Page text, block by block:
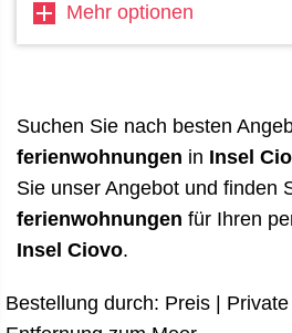
Mehr optionen
Suchen Sie nach besten
ferienwohnungen in Insel
Sie unser Angebot und finden
ferienwohnungen für Ihren
Insel Ciovo.
Bestellung durch: Preis